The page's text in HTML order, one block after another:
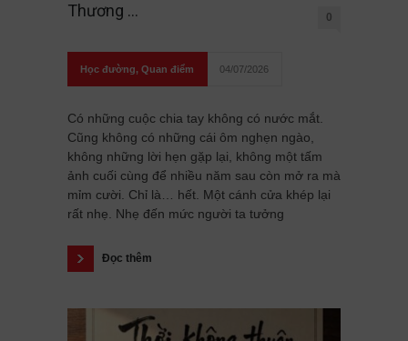
Thương … 0
Học đường, Quan điểm 04/07/2026
Có những cuộc chia tay không có nước mắt.
Cũng không có những cái ôm nghẹn ngào,
không những lời hẹn gặp lại, không một tấm
ảnh cuối cùng để nhiều năm sau còn mở ra mà
mỉm cười. Chỉ là… hết. Một cánh cửa khép lại
rất nhẹ. Nhẹ đến mức người ta tưởng
Đọc thêm